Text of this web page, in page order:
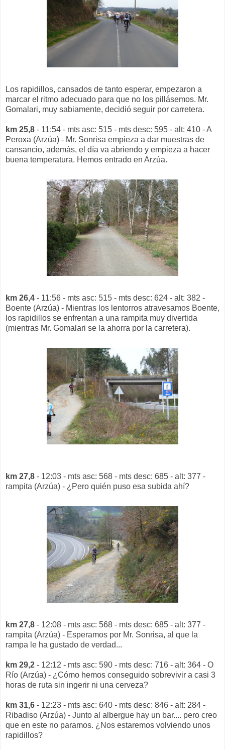
Los rapidillos, cansados de tanto esperar, empezaron a
marcar el ritmo adecuado para que no los pillásemos. Mr.
Gomalari, muy sabiamente, decidió seguir por carretera.
km 25,8 - 11:54 - mts asc: 515 - mts desc: 595 - alt: 410 - A
Peroxa (Arzúa) - Mr. Sonrisa empieza a dar muestras de
cansancio, además, el día va abriendo y empieza a hacer
buena temperatura. Hemos entrado en Arzúa.
km 26,4 - 11:56 - mts asc: 515 - mts desc: 624 - alt: 382 -
Boente (Arzúa) - Mientras los lentorros atravesamos Boente,
los rapidillos se enfrentan a una rampita muy divertida
(mientras Mr. Gomalari se la ahorra por la carretera).
km 27,8 - 12:03 - mts asc: 568 - mts desc: 685 - alt: 377 -
rampita (Arzúa) - ¿Pero quién puso esa subida ahí?
km 27,8 - 12:08 - mts asc: 568 - mts desc: 685 - alt: 377 -
rampita (Arzúa) - Esperamos por Mr. Sonrisa, al que la
rampa le ha gustado de verdad...
km 29,2 - 12:12 - mts asc: 590 - mts desc: 716 - alt: 364 - O
Río (Arzúa) - ¿Cómo hemos conseguido sobrevivir a casi 3
horas de ruta sin ingerir ni una cerveza?
km 31,6 - 12:23 - mts asc: 640 - mts desc: 846 - alt: 284 -
Ribadiso (Arzúa) - Junto al albergue hay un bar.... pero creo
que en este no paramos. ¿Nos estaremos volviendo unos
rapidillos?